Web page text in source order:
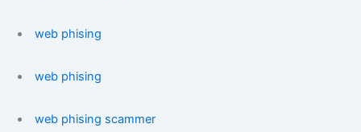
web phising
web phising
web phising scammer